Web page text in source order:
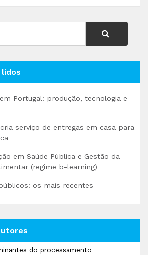
Portugal: produção, tecnologia e
serviço de entregas em casa para
em Saúde Pública e Gestão da
(regime b-learning)
os mais recentes
do processamento